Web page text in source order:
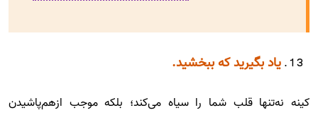
یاد بگیرید که ببخشید.
کینه نه‌تنها قلب شما را سیاه می‌کند؛ بلکه موجب ازهم‌پاشیدن